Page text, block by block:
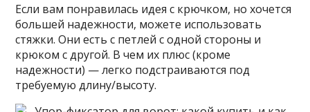
Если вам понравилась идея с крючком, но хочется
большей надежности, можете использовать
стяжки. Они есть с петлей с одной стороны и
крюком с другой. В чем их плюс (кроме
надежности) — легко подстраиваются под
требуемую длину/высоту.